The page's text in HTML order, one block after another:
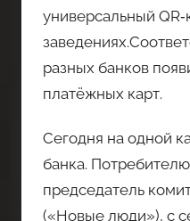
универсальный
разных банков
платёжных карт.
Сегодня на одной
банка.
председатель
(«Новые люди»), с